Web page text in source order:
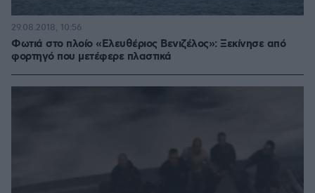
Φωτιά στο πλοίο «Ελευθέριος Βενιζέλος»: Ξεκίνησε από
φορτηγό που μετέφερε πλαστικά
29.08.2018, 10:56